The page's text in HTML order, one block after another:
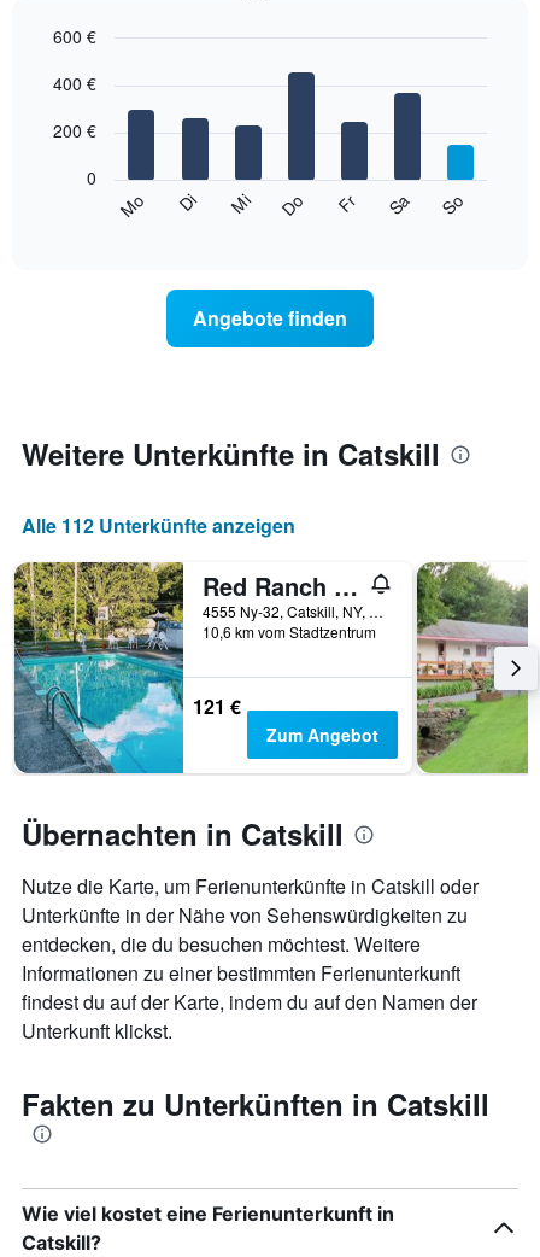
chart
bars.
durchschnittlichen
jeweiligen
Wochentag.
hat
X-
Achse,
die
die
Wochentage
anzeigt.
Das
Diagramm
hat
Achse,
die
den
durchschnittlichen
Zimmerpreis
anzeigt.
graphic.
Mo Di Mi Do Fr Sa So
0
200 €
400 €
600 €
Angebote finden
Weitere Unterkünfte in Catskill
Alle 112 Unterkünfte anzeigen
Red Ranch Inn
4555 Ny-32, Catskill, NY, USA
10,6 km vom Stadtzentrum
121 €
Zum Angebot
Übernachten in Catskill
Nutze die Karte, um Ferienunterkünfte in Catskill oder
Unterkünfte in der Nähe von Sehenswürdigkeiten zu
entdecken, die du besuchen möchtest. Weitere
Informationen zu einer bestimmten Ferienunterkunft
findest du auf der Karte, indem du auf den Namen der
Unterkunft klickst.
Fakten zu Unterkünften in Catskill
Wie viel kostet eine Ferienunterkunft in
Catskill?